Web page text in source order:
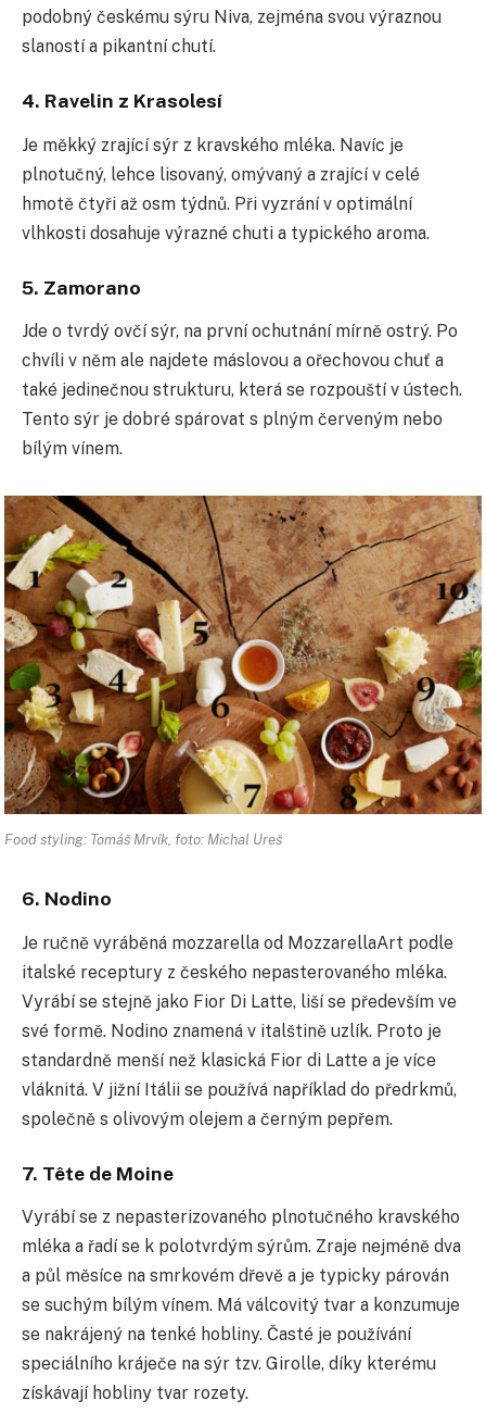
podobný českému sýru Niva, zejména svou výraznou
slaností a pikantní chutí.
4. Ravelin z Krasolesí
Je měkký zrající sýr z kravského mléka. Navíc je
plnotučný, lehce lisovaný, omývaný a zrající v celé
hmotě čtyři až osm týdnů. Při vyzrání v optimální
vlhkosti dosahuje výrazné chuti a typického aroma.
5. Zamorano
Jde o tvrdý ovčí sýr, na první ochutnání mírně ostrý. Po
chvíli v něm ale najdete máslovou a ořechovou chuť a
také jedinečnou strukturu, která se rozpouští v ústech.
Tento sýr je dobré spárovat s plným červeným nebo
bílým vínem.
Food styling: Tomáš Mrvík, foto: Michal Ureš
6. Nodino
Je ručně vyráběná mozzarella od MozzarellaArt podle
italské receptury z českého nepasterovaného mléka.
Vyrábí se stejně jako Fior Di Latte, liší se především ve
své formě. Nodino znamená v italštině uzlík. Proto je
standardně menší než klasická Fior di Latte a je více
vláknitá. V jižní Itálii se používá například do předrkmů,
společně s olivovým olejem a černým pepřem.
7. Tête de Moine
Vyrábí se z nepasterizovaného plnotučného kravského
mléka a řadí se k polotvrdým sýrům. Zraje nejméně dva
a půl měsíce na smrkovém dřevě a je typicky párován
se suchým bílým vínem. Má válcovitý tvar a konzumuje
se nakrájený na tenké hobliny. Časté je používání
speciálního kráječe na sýr tzv. Girolle, díky kterému
získávají hobliny tvar rozety.